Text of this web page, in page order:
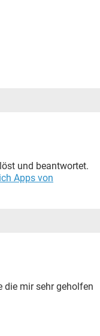
und beantwortet.
Apps von
die mir sehr geholfen